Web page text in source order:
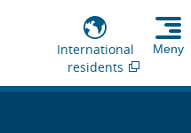
International
residents
Meny